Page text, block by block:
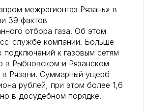
межрегионгаз Рязань» в
39 фактов
отбора газа. Об этом
службе компании. Больше
подключений к газовым сетям
в Рыбновском и Рязанском
в Рязани. Суммарный ущерб
рублей, при этом более 1,6
в досудебном порядке.